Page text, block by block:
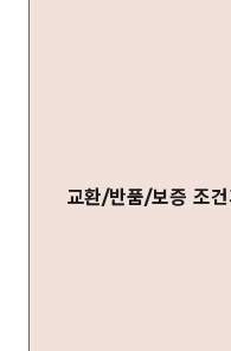
교환/반품/보증 조